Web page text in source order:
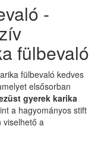
-
fülbevaló
fülbevaló kedves
elsősorban
gyerek karika
a hagyományos stift
viselhető a